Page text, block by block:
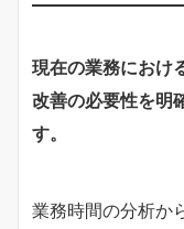
現在の業務におけ
改善の必要性を明
す。
業務時間の分析か